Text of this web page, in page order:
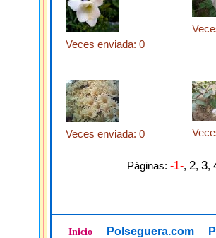
Veces enviada: 0
Veces enviada: 0
Páginas: -1-, 2, 3,
Inicio Polseguera.com